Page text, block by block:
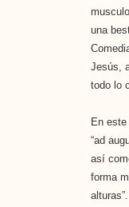
una
Jesús,
todo lo
En
“ad
así
forma
alturas”.